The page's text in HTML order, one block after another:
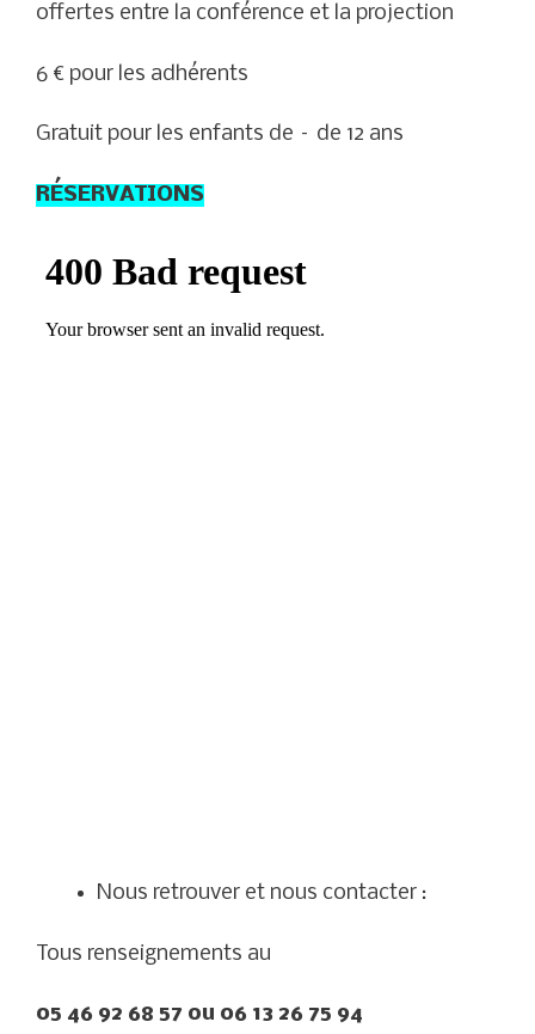
offertes entre la conférence et la projection
6 € pour les adhérents
Gratuit pour les enfants de – de 12 ans
RÉSERVATIONS
Nous retrouver et nous contacter :
Tous renseignements au
05 46 92 68 57 ou 06 13 26 75 94